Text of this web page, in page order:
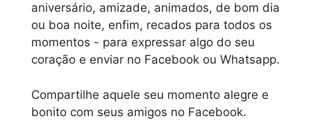
aniversário, amizade, animados, de bom dia
ou boa noite, enfim, recados para todos os
momentos - para expressar algo do seu
coração e enviar no Facebook ou Whatsapp.
Compartilhe aquele seu momento alegre e
bonito com seus amigos no Facebook.